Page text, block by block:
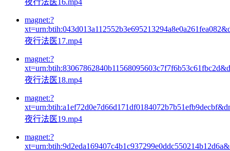
magnet:?
夜行法医17.mp4
magnet:?
夜行法医18.mp4
magnet:?
夜行法医19.mp4
magnet:?